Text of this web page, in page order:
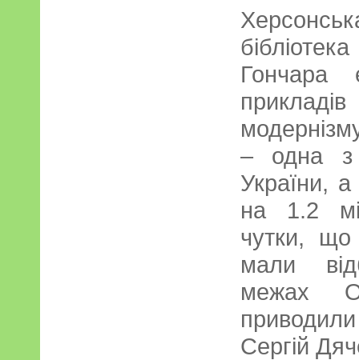
– одна з
України,
на 1.2
чутки,
мали
межах
Сергій